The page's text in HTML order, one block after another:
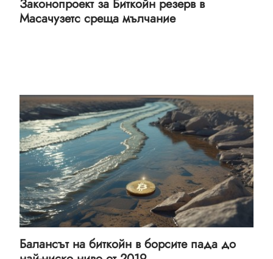
Законопроект за Биткойн резерв в
Масачузетс среща мълчание
Балансът на биткойн в борсите пада до